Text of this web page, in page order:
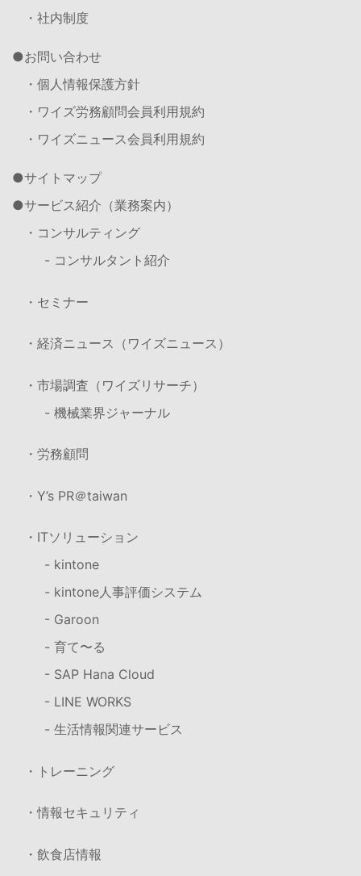
・社内制度
お問い合わせ
・個人情報保護方針
・ワイズ労務顧問会員利用規約
・ワイズニュース会員利用規約
サイトマップ
サービス紹介（業務案内）
・コンサルティング
- コンサルタント紹介
・セミナー
・経済ニュース（ワイズニュース）
・市場調査（ワイズリサーチ）
- 機械業界ジャーナル
・労務顧問
・Y’s PR＠taiwan
・ITソリューション
- kintone
- kintone人事評価システム
- Garoon
- 育て〜る
- SAP Hana Cloud
- LINE WORKS
- 生活情報関連サービス
・トレーニング
・情報セキュリティ
・飲食店情報